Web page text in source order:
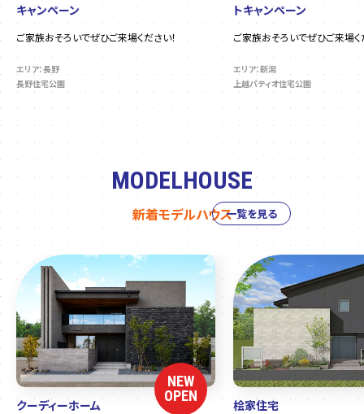
キャンペーン
ご家族おそろいでぜひご来場ください！
エリア：長野
長野住宅公園
トキャンペーン
ご家族おそろいでぜひご来場く
エリア：新潟
上越パティオ住宅公園
MODELHOUSE
新着モデルハウス
NEW
OPEN
クーディーホーム
桧家住宅
一覧を見る